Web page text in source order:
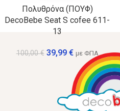
Πολυθρόνα (ΠΟΥΦ)
DecoBebe Seat S cofee 611-
13
100,00€ 39,99 € με ΦΠΑ